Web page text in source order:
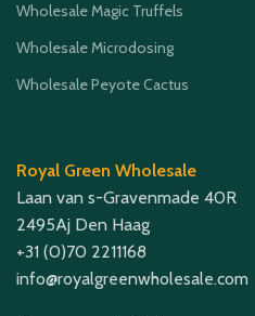
Wholesale Magic Truffels
Wholesale Microdosing
Wholesale Peyote Cactus
Royal Green Wholesale
Laan van s-Gravenmade 40R
2495Aj Den Haag
+31 (0)70 2211168
info@royalgreenwholesale.com